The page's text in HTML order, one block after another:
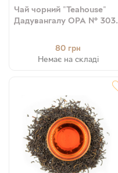
Чай чорний "Teahouse"
Дадувангалу ОРА № 303,
80 грн
Немає на складі